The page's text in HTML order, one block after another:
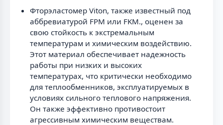
Фторэластомер Viton, также известный под
аббревиатурой FPM или FKM., оценен за
свою стойкость к экстремальным
температурам и химическим воздействию.
Этот материал обеспечивает надежность
работы при низких и высоких
температурах, что критически необходимо
для теплообменников, эксплуатируемых в
условиях сильного теплового напряжения.
Он также эффективно противостоит
агрессивным химическим веществам.